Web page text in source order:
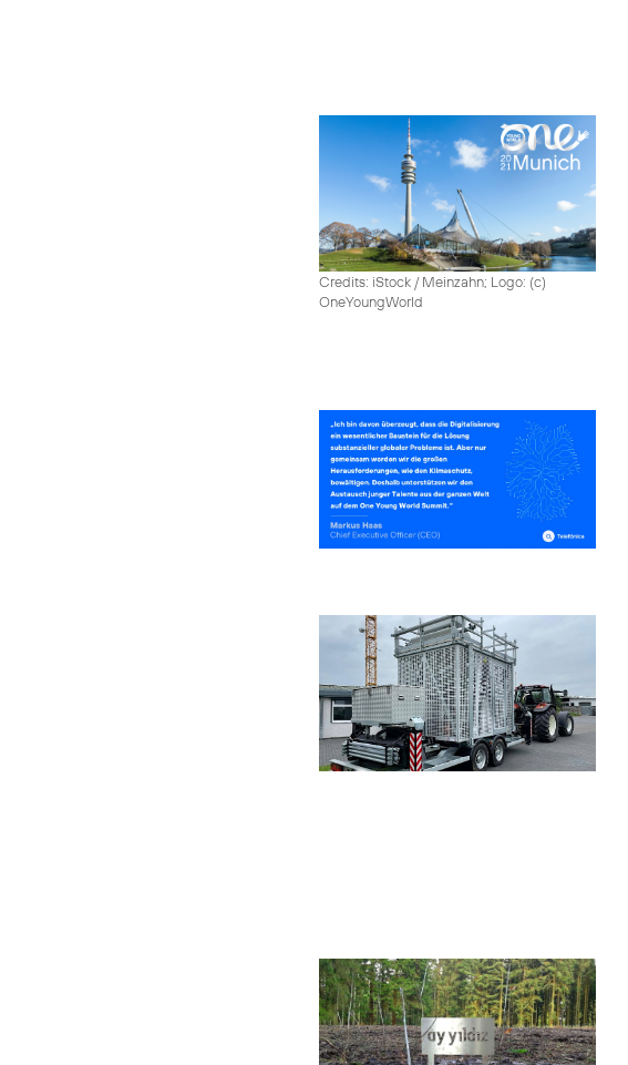
Credits: iStock / Meinzahn; Logo: (c)
OneYoungWorld